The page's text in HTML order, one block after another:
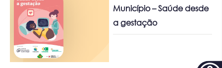
Município – Saúde desde
a gestação